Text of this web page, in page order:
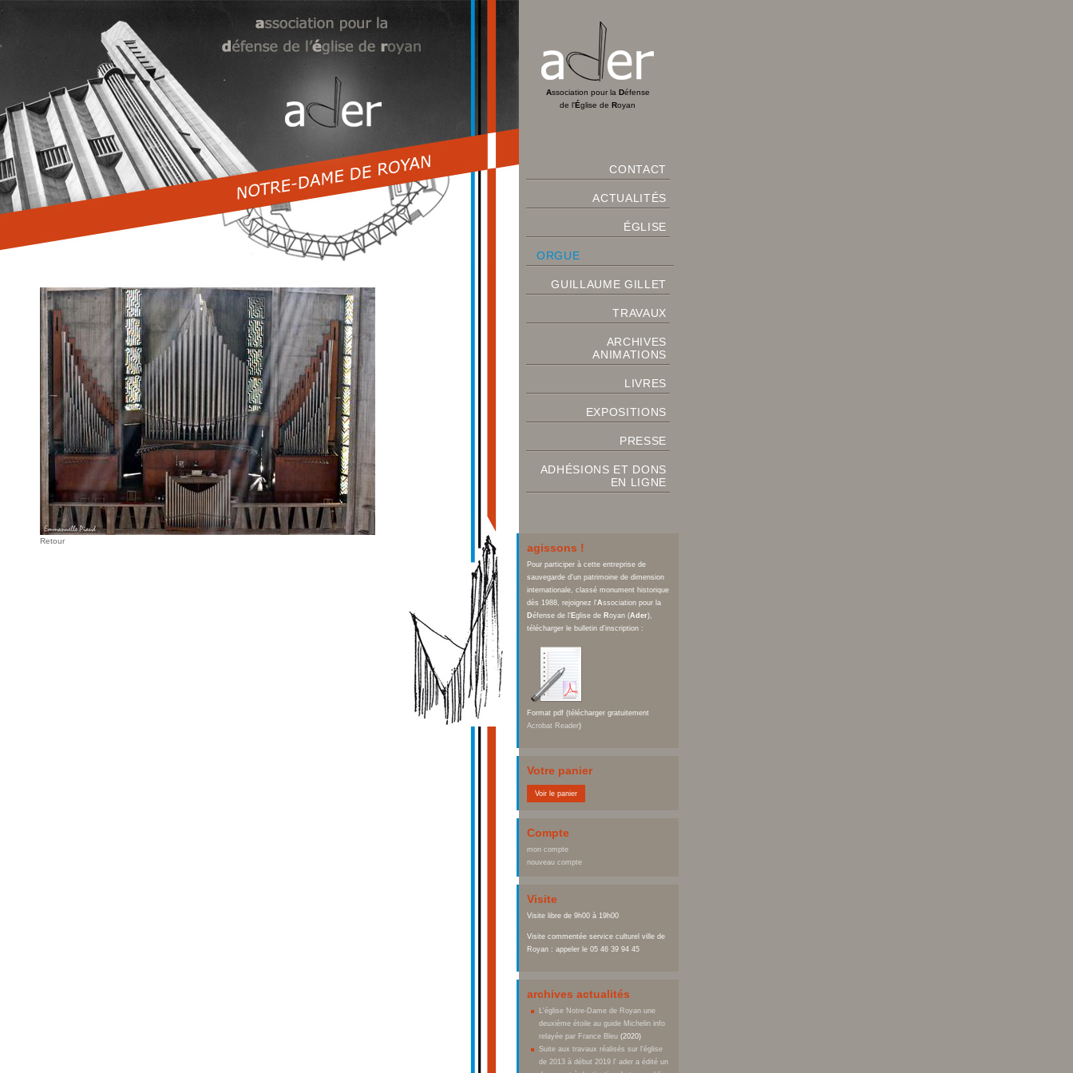
Retour
Association pour la Défense
de l'Église de Royan
CONTACT
ACTUALITÉS
ÉGLISE
ORGUE
GUILLAUME GILLET
TRAVAUX
ARCHIVES
ANIMATIONS
LIVRES
EXPOSITIONS
PRESSE
ADHÉSIONS ET DONS
EN LIGNE
agissons !
Pour participer à cette entreprise de
sauvegarde d'un patrimoine de dimension
internationale, classé monument historique
dès 1988, rejoignez l'Association pour la
Défense de l' Eglise de Royan (Ader),
télécharger le bulletin d'inscription :
Format pdf (télécharger gratuitement
Acrobat Reader)
Votre panier
Voir le panier
Compte
mon compte
nouveau compte
Visite
Visite libre de 9h00 à 19h00
Visite commentée service culturel ville de
Royan : appeler le 05 46 39 94 45
archives actualités
L'église Notre-Dame de Royan une
deuxième étoile au guide Michelin info
relayée par France Bleu (2020)
Suite aux travaux réalisés sur l'église
de 2013 à début 2019 l' ader a édité un